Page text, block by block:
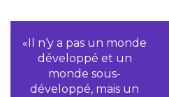
«Il n‘y a pas un monde
développé et un
monde sous-
développé, mais un